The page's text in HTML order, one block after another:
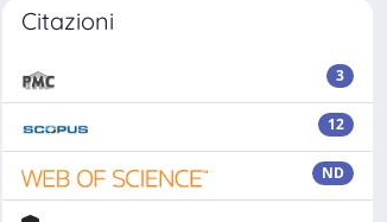
Citazioni
3
12
ND